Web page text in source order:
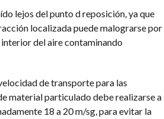
lejos del punto d reposición, ya que
localizada puede malograrse por
del aire contaminando
de transporte para las
material particulado debe realizarse a
18 a 20 m/sg, para evitar la